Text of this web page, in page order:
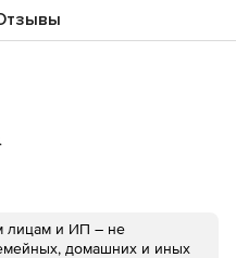
лицам и ИП – не
домашних и иных